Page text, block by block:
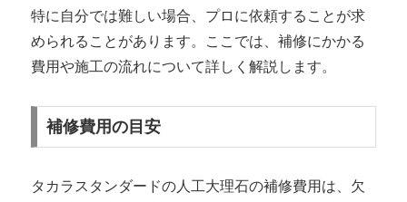
特に自分では難しい場合、プロに依頼することが求
められることがあります。ここでは、補修にかかる
費用や施工の流れについて詳しく解説します。
補修費用の目安
タカラスタンダードの人工大理石の補修費用は、欠